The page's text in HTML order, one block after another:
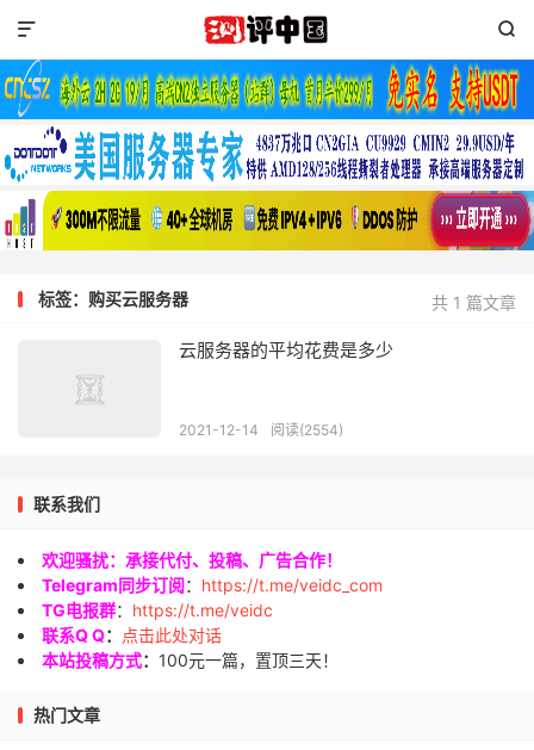


共 1 篇文章
标签：购买云服务器
云服务器的平均花费是多少
2021-12-14 阅读(2554)
联系我们
欢迎骚扰：承接代付、投稿、广告合作！
Telegram同步订阅： https://t.me/veidc_com
TG电报群： https://t.me/veidc
联系Q Q：
点击此处对话
本站投稿方式： 100元一篇，置顶三天！
热门文章